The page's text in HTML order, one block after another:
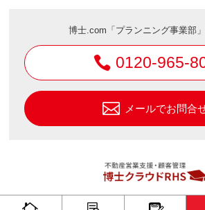
博士.com「プランニング事業部
0120-965-
メールでお問合